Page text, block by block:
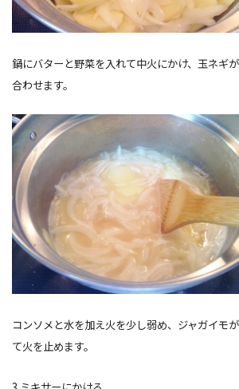
鍋にバターと野菜を入れて中火にかけ、玉ネギ
合わせます。
コンソメと水を加え火を少し弱め、ジャガイモ
て火を止めます。